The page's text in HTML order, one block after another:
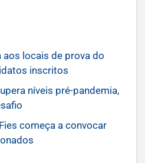
locais de prova do
inscritos
níveis pré-pandemia,
começa a convocar